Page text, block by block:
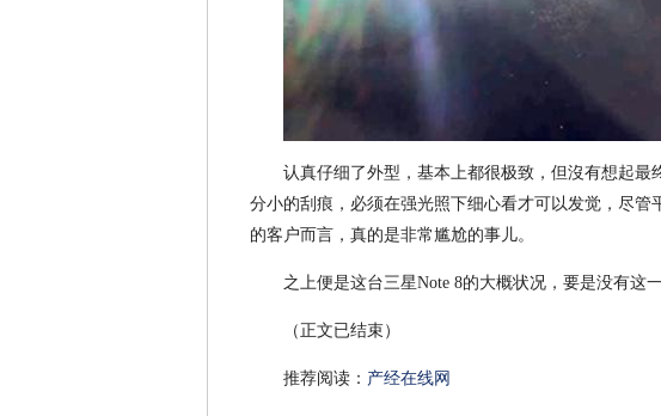
认真仔细了外型，基本上都很极致，但沒有想起
分小的刮痕，必须在强光照下细心看才可以发觉，尽
的客户而言，真的是非常尴尬的事儿。
之上便是这台三星Note 8的大概状况，要是没有这
（正文已结束）
推荐阅读： 产经在线网